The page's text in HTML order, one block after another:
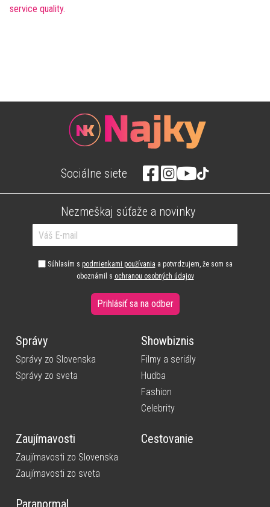
Sociálne siete
Nezmeškaj súťaže a novinky
Súhlasím s podmienkami používania a potvrdzujem, že som sa
oboznámil s ochranou osobných údajov
Prihlásiť sa na odber
Správy
Správy zo Slovenska
Správy zo sveta
Showbiznis
Filmy a seriály
Hudba
Fashion
Celebrity
Zaujímavosti
Zaujímavosti zo Slovenska
Zaujímavosti zo sveta
Cestovanie
Paranormal